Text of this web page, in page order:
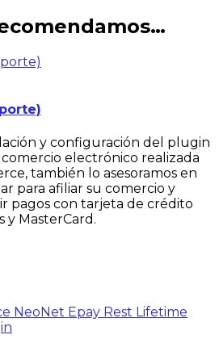
y configuración del plugin
electrónico realizada
también lo asesoramos en
para afiliar su comercio y
pagos con tarjeta de crédito
y MasterCard.